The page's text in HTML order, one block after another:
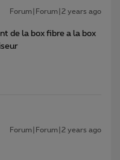
Forum|Forum|2 years ago
de la box fibre a la box
Forum|Forum|2 years ago